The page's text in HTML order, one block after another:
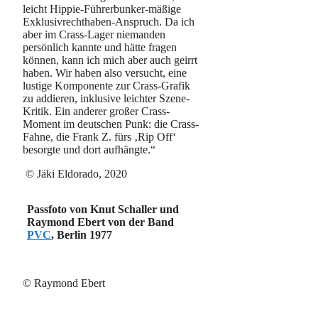
leicht Hippie-Führerbunker-mäßige
Exklusivrechthaben-Anspruch. Da ich
aber im Crass-Lager niemanden
persönlich kannte und hätte fragen
können, kann ich mich aber auch geirrt
haben. Wir haben also versucht, eine
lustige Komponente zur Crass-Grafik
zu addieren, inklusive leichter Szene-
Kritik. Ein anderer großer Crass-
Moment im deutschen Punk: die Crass-
Fahne, die Frank Z. fürs ‚Rip Off‘
besorgte und dort aufhängte.“
© Jäki Eldorado, 2020
Passfoto von Knut Schaller und
Raymond Ebert von der Band
PVC, Berlin 1977
© Raymond Ebert